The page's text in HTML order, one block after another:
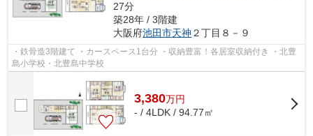
27分
築28年 / 3階建
大阪府池田市天神 ２丁目８－９
・鉄骨造3階建て ・カースペース1台分 ・収納豊富！各居室収納付き ・北豊
島小学校・北豊島中学校
3,380万円
- / 4LDK / 94.77㎡